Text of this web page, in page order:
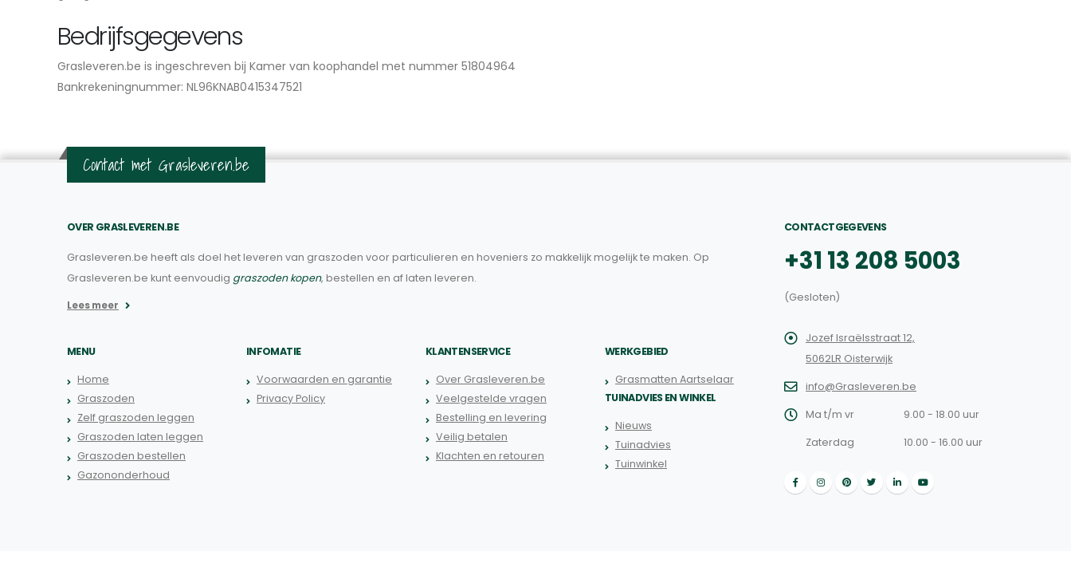
Bedrijfsgegevens
Grasleveren.be is ingeschreven bij Kamer van koophandel met nummer 51804964
Bankrekeningnummer: NL96KNAB0415347521
Contact met Grasleveren.be
OVER GRASLEVEREN.BE
Grasleveren.be heeft als doel het leveren van graszoden voor particulieren en hoveniers zo makkelijk mogelijk te maken. Op
Grasleveren.be kunt eenvoudig graszoden kopen, bestellen en af laten leveren.
Lees meer
MENU
Home
Graszoden
Zelf graszoden leggen
Graszoden laten leggen
Graszoden bestellen
Gazononderhoud
INFOMATIE
Voorwaarden en garantie
Privacy Policy
KLANTENSERVICE
Over Grasleveren.be
Veelgestelde vragen
Bestelling en levering
Veilig betalen
Klachten en retouren
WERKGEBIED
Grasmatten Aartselaar
TUINADVIES EN WINKEL
Nieuws
Tuinadvies
Tuinwinkel
CONTACTGEGEVENS
+31 13 208 5003
(Gesloten)
Jozef Israëlsstraat 12,
5062LR Oisterwijk
info@Grasleveren.be
Ma t/m vr 9.00 - 18.00 uur
Zaterdag 10.00 - 16.00 uur